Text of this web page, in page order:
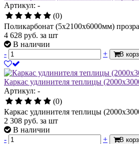
Артикул: -
(0)
Поликарбонат (5х2100х6000мм)
4 628 руб. за шт
В наличии
-
+ В
Каркас удлинителя теплицы
Артикул: -
(0)
Каркас удлинителя теплицы
2 308 руб. за шт
В наличии
-
+ В